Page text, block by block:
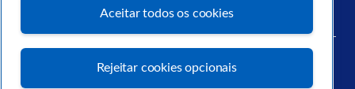
Arquivo
Aceitar todos os cookies
Rejeitar cookies opcionais